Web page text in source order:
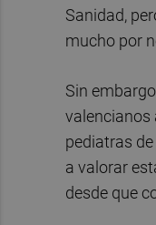
Sanidad,
mucho por
Sin
valencianos
pediatras
a valorar
desde que